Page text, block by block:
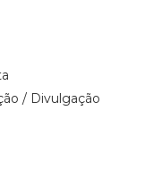
/ Divulgação